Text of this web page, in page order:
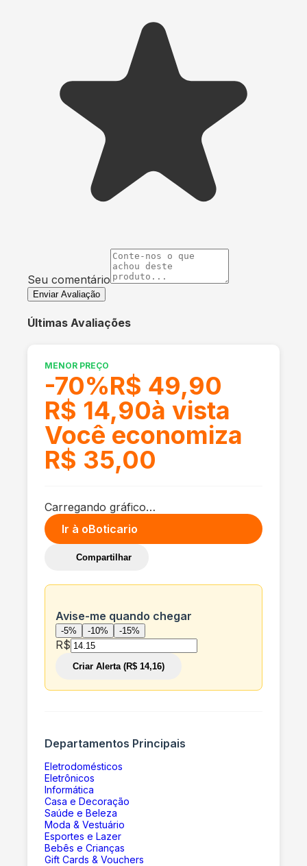
Seu comentário
Enviar Avaliação
Últimas Avaliações
MENOR PREÇO
-70%R$ 49,90
R$ 14,90à vista
Você economiza
R$ 35,00
Carregando gráfico…
Ir à oBoticario
Compartilhar
Avise-me quando chegar
-5% -10% -15%
R$
Criar Alerta (R$ 14,16)
Departamentos Principais
Eletrodomésticos
Eletrônicos
Informática
Casa e Decoração
Saúde e Beleza
Moda & Vestuário
Esportes e Lazer
Bebês e Crianças
Gift Cards & Vouchers